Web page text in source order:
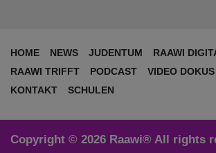
HOME NEWS JUDENTUM
RAAWI
RAAWI TRIFFT
PODCAST VIDEO DOKUS
KONTAKT
SCHULEN
Copyright © 2026 Raawi® All rights